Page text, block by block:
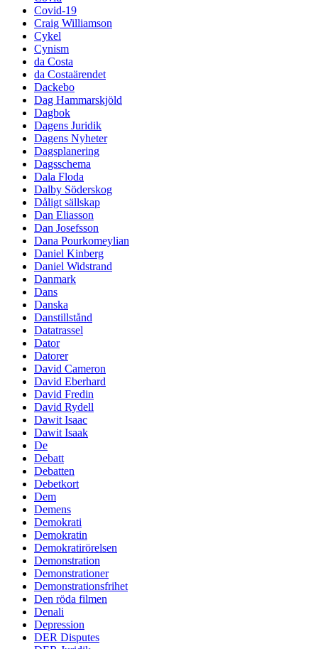
Covid-19
Craig Williamson
Cykel
Cynism
da Costa
da Costaärendet
Dackebo
Dag Hammarskjöld
Dagbok
Dagens Juridik
Dagens Nyheter
Dagsplanering
Dagsschema
Dala Floda
Dalby Söderskog
Dåligt sällskap
Dan Eliasson
Dan Josefsson
Dana Pourkomeylian
Daniel Kinberg
Daniel Widstrand
Danmark
Dans
Danska
Danstillstånd
Datatrassel
Dator
Datorer
David Cameron
David Eberhard
David Fredin
David Rydell
Dawit Isaac
Dawit Isaak
De
Debatt
Debatten
Debetkort
Dem
Demens
Demokrati
Demokratin
Demokratirörelsen
Demonstration
Demonstrationer
Demonstrationsfrihet
Den röda filmen
Denali
Depression
DER Disputes